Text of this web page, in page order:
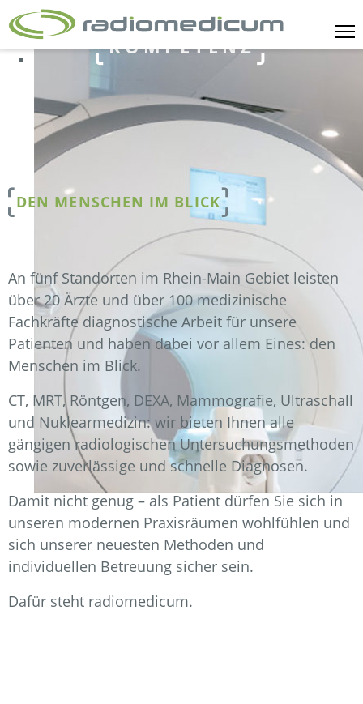
KOMPETENZ
DEN MENSCHEN IM BLICK
An fünf Standorten im Rhein-Main Gebiet leisten
über 20 Ärzte und über 100 medizinische
Fachkräfte diagnostische Arbeit für unsere
Patienten und haben dabei vor allem Eines: den
Menschen im Blick.
CT, MRT, Röntgen, DEXA, Mammografie, Ultraschall
und Nuklearmedizin: wir bieten Ihnen alle
gängigen radiologischen Untersuchungsmethoden
sowie zuverlässige und schnelle Diagnosen.
Damit nicht genug – als Patient dürfen Sie sich in
unseren modernen Praxisräumen wohlfühlen und
sich unserer neuesten Methoden und
individuellen Betreuung sicher sein.
Dafür steht radiomedicum.